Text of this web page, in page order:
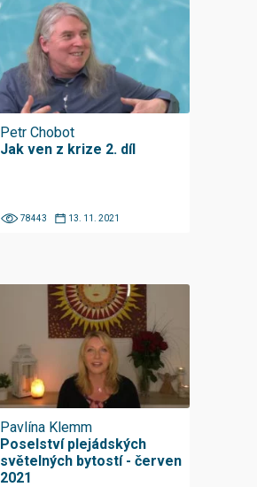
Petr Chobot
Jak ven z krize 2. díl
78443 13. 11. 2021
Pavlína Klemm
Poselství plejádských
světelných bytostí - červen
2021